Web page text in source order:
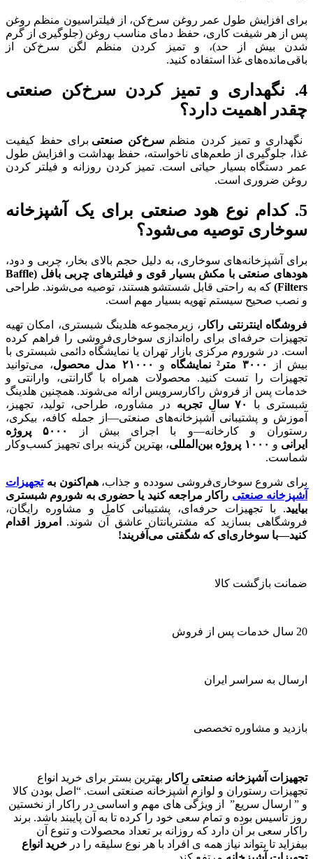
برای افزایش طول عمر روغن سرخ‌کن، از فیلتراسیون منظم روغن
پس از هر شیفت کاری، حفظ دمای مناسب روغن (جلوگیری از گرم
شدن بیش از حد)، و تمیز کردن منظم لگن سرخ‌کن از
باقی‌مانده‌های غذا استفاده کنید.
4. نگهداری و تمیز کردن سرخ‌کن صنعتی
چقدر اهمیت دارد؟
نگهداری و تمیز کردن منظم سرخ‌کن صنعتی برای حفظ کیفیت
غذا، جلوگیری از طعم‌های ناخواسته، حفظ بهداشت و افزایش طول
عمر دستگاه بسیار حیاتی است. تمیز کردن روزانه و فیلتر کردن
روغن ضروری است.
5. کدام نوع هود صنعتی برای یک آشپزخانه
سوخاری توصیه می‌شود؟
برای آشپزخانه‌های سوخاری، به دلیل حجم بالای بخار، چربی و دود،
هودهای صنعتی با مکش بسیار قوی و فیلترهای چربی بافل (Baffle
Filters) که به راحتی قابل شستشو هستند، توصیه می‌شوند. طراحی
و نصب صحیح سیستم تهویه بسیار مهم است.
فروشگاه اینترنتی راکار ، زیرمجموعه هلدینگ شبستری، امکان تهیه
تجهیزات حرفه‌ای برای راه‌اندازی سوخاری‌فروشی را فراهم کرده
است. در شوروم مرکزی بازار تهران یا نمایشگاه دائمی شبستری با
بیش از
۳۰۰۰ متر² نمایشگاه و ۲۱۰۰۰ مدل محصول، می‌توانید
تجهیزات را تست کنید. محصولات همراه با گارانتی، وارانتی و
خدمات پس از فروش راکارسرویس ارائه می‌شوند. همچنین هلدینگ
شبستری با
۷۰ سال تجربه در مشاوره، طراحی، تولید، تجهیز،
آموزش و پشتیبانی آشپزخانه‌های صنعتی—از جمله کافه، بیکری،
رستوران و کارخانه—و با اجرای بیش از
۵۰۰۰
پروژه
ایرانی و ۱۰۰۰ پروژه بین‌المللی، بهترین گزینه برای تجهیز کسب‌وکار
شماست.
برای شروع سوخاری‌فروشی سودده و جذاب،هم‌اکنون بهتجهیزات
آشپزخانه صنعتی راکار مراجعه کنید یا حضوری به شوروم شبستری
بیایید. با تجهیزات حرفه‌ای، پشتیبانی کامل و مشاوره رایگان،
فروشگاهی بسازید که مشتریانتان عاشق آن شوند.
امروز اقدام
کنید—با سوخاری‌ای که شگفتی می‌آفریند!
ضمانت بازگشت کالا
20 سال خدمات پس از فروش
ارسال به سراسر ایران
بازدید و مشاوره تخصصی
تجهیزات آشپزخانه صنعتی راکار بهترین بستر برای خرید انواع
تجهیزات رستوران و لوازم آشپزخانه صنعتی است. “اصل بودن کالا
و ” ارسال سریع” از ویژگی های مهم و اساسی در راکار از نخستین
روز تأسیس بوده و تمام سعی خود را کرده تا به آن پایبند باشد. برند
راکار سعی بر آن دارد که روزانه بر تعداد محصولات و تنوع آن
بیفزاید تا بتواند نیاز همه ی افراد با هر نوع سلیقه را در خرید انواع